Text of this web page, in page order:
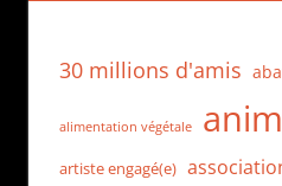
30 millions d'amis
alimentation végétale
artiste engagé(e)